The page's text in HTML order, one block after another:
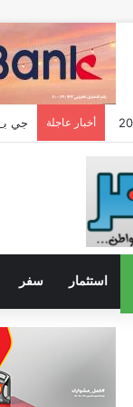
أخبار عاجلة
استثمار سفر